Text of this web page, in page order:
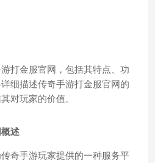
打金服官网，包括其特点、功
细描述传奇手游打金服官网的
对玩家的价值。
述
奇手游玩家提供的一种服务平